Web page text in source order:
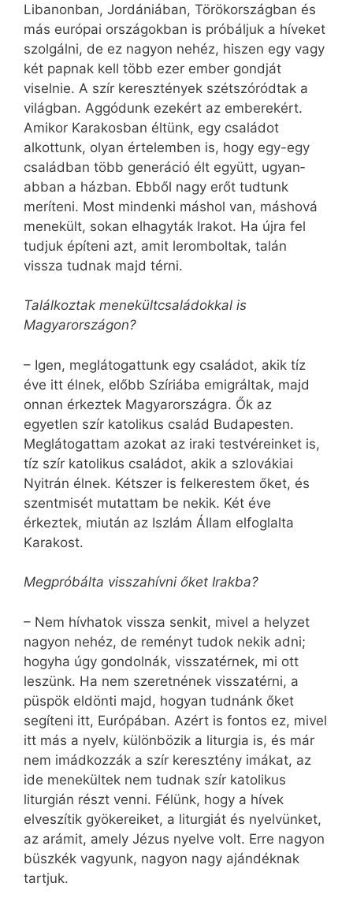
Libanonban, Jordániában, Törökországban és
más európai országokban is próbáljuk a híveket
szolgálni, de ez nagyon nehéz, hiszen egy vagy
két papnak kell több ezer ember gondját
viselnie. A szír keresztények szétszóródtak a
világban. Aggódunk ezekért az emberekért.
Amikor Karakosban éltünk, egy családot
alkottunk, olyan értelemben is, hogy egy-egy
családban több generáció élt együtt, ugyan­
abban a házban. Ebből nagy erőt tudtunk
meríteni. Most mindenki máshol van, máshová
menekült, sokan elhagyták Irakot. Ha újra fel
tudjuk építeni azt, amit leromboltak, talán
vissza tudnak majd térni.
Találkoztak menekültcsaládokkal is
Magyarországon?
– Igen, meglátogattunk egy családot, akik tíz
éve itt élnek, előbb Szíriába emigráltak, majd
onnan érkeztek Magyarországra. Ők az
egyetlen szír katolikus család Budapesten.
Meglátogattam azokat az iraki testvéreinket is,
tíz szír katolikus családot, akik a szlovákiai
Nyitrán élnek. Kétszer is felkerestem őket, és
szentmisét mutattam be nekik. Két éve
érkeztek, miután az Iszlám Állam elfoglalta
Karakost.
Megpróbálta visszahívni őket Irakba?
– Nem hívhatok vissza senkit, mivel a helyzet
nagyon nehéz, de reményt tudok nekik adni;
hogyha úgy gondolnák, visszatérnek, mi ott
leszünk. Ha nem szeretnének visszatérni, a
püspök eldönti majd, hogyan tudnánk őket
segíteni itt, Európában. Azért is fontos ez, mivel
itt más a nyelv, különbözik a liturgia is, és már
nem imádkozzák a szír keresztény imákat, az
ide menekültek nem tudnak szír katolikus
liturgián részt venni. Félünk, hogy a hívek
elveszítik gyökereiket, a liturgiát és nyelvünket,
az arámit, amely Jézus nyelve volt. Erre nagyon
büszkék vagyunk, nagyon nagy ajándéknak
tartjuk.